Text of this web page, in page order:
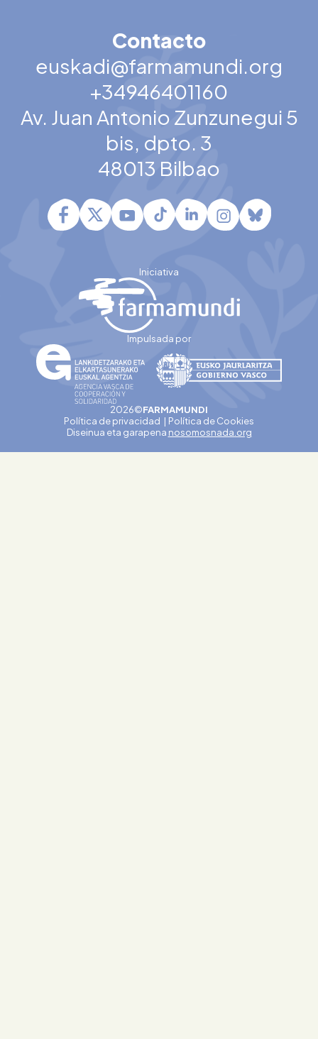
Contacto
euskadi@farmamundi.org
+34946401160
Av. Juan Antonio Zunzunegui 5
bis, dpto. 3
48013 Bilbao
Iniciativa
Impulsada por
2026©FARMAMUNDI
Política de privacidad
Política de Cookies
Diseinua eta garapena nosomosnada.org